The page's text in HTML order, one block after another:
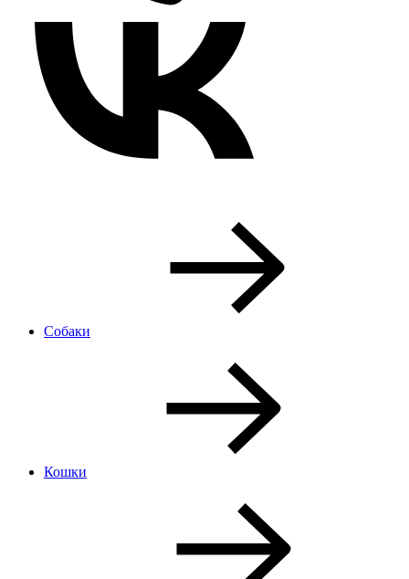
Собаки
Кошки